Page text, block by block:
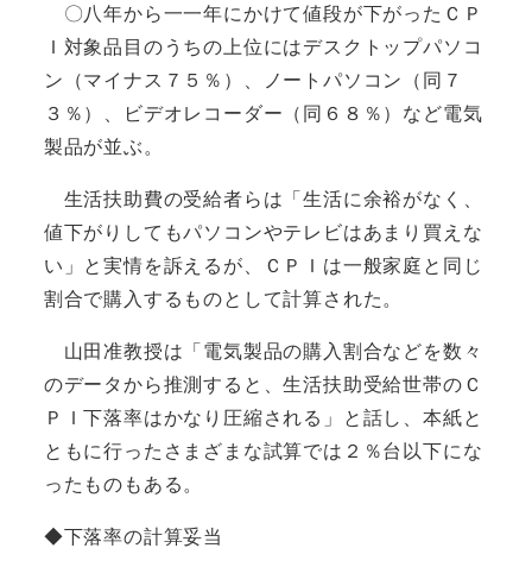
〇八年から一一年にかけて値段が下がったＣＰ
Ｉ対象品目のうちの上位にはデスクトップパソコ
ン（マイナス７５％）、ノートパソコン（同７
３％）、ビデオレコーダー（同６８％）など電気
製品が並ぶ。
生活扶助費の受給者らは「生活に余裕がなく、
値下がりしてもパソコンやテレビはあまり買えな
い」と実情を訴えるが、ＣＰＩは一般家庭と同じ
割合で購入するものとして計算された。
山田准教授は「電気製品の購入割合などを数々
のデータから推測すると、生活扶助受給世帯のＣ
ＰＩ下落率はかなり圧縮される」と話し、本紙と
ともに行ったさまざまな試算では２％台以下にな
ったものもある。
◆下落率の計算妥当